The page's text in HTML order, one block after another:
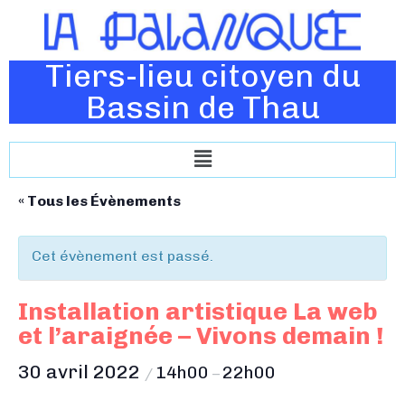
Tiers-lieu citoyen du
Bassin de Thau
« Tous les Évènements
Cet évènement est passé.
Installation artistique La web
et l’araignée – Vivons demain !
30 avril 2022 / 14h00 – 22h00